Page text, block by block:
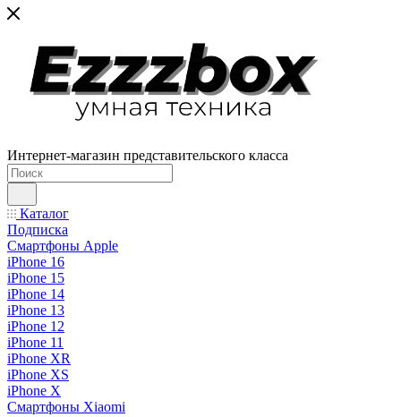
Интернет-магазин представительского класса
Каталог
Подписка
Смартфоны Apple
iPhone 16
iPhone 15
iPhone 14
iPhone 13
iPhone 12
iPhone 11
iPhone XR
iPhone XS
iPhone X
Смартфоны Xiaomi